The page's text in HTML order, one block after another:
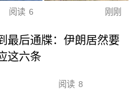
阅读 6 刚刚
最后通牒：伊朗居然要
这六条
阅读 8